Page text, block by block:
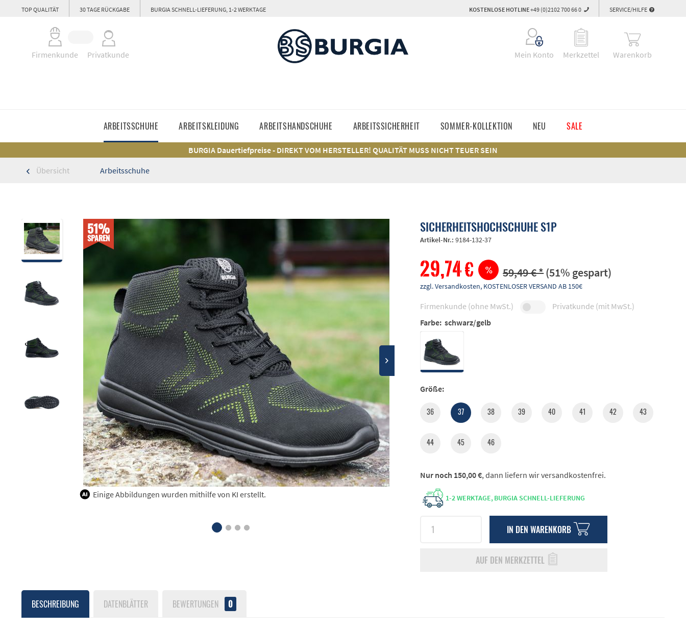
TOP QUALITÄT 30 TAGE RÜCKGABE BURGIA SCHNELL-LIEFERUNG, 1-2 WERKTAGE SERVICE/HILFE
KOSTENLOSE HOTLINE+49 (0)2102 700 66 0
Firmenkunde Privatkunde Mein Konto Merkzettel Warenkorb
ARBEITSSCHUHE ARBEITSKLEIDUNG ARBEITSHANDSCHUHE ARBEITSSICHERHEIT SOMMER-KOLLEKTION NEU SALE
BURGIA Dauertiefpreise - DIREKT VOM HERSTELLER! QUALITÄT MUSS NICHT TEUER SEIN
Übersicht
Arbeitsschuhe
51%
SPAREN
Einige Abbildungen wurden mithilfe von KI erstellt.
SICHERHEITSHOCHSCHUHE S1P
Artikel-Nr.:9184-132-37
29,74 € 59,49 € *(51% gespart)
zzgl. Versandkosten, KOSTENLOSER VERSAND AB 150€
Firmenkunde (ohne MwSt.)
Privatkunde (mit MwSt.)
Farbe: schwarz/gelb
Größe:
36 37 38 39 40 41 42 43
44 45 46
1-2 WERKTAGE,BURGIA SCHNELL-LIEFERUNG
IN DEN WARENKORB
AUF DEN MERKZETTEL
Nur noch 150,00 €, dann liefern wir versandkostenfrei.
BESCHREIBUNG DATENBLÄTTER BEWERTUNGEN 0